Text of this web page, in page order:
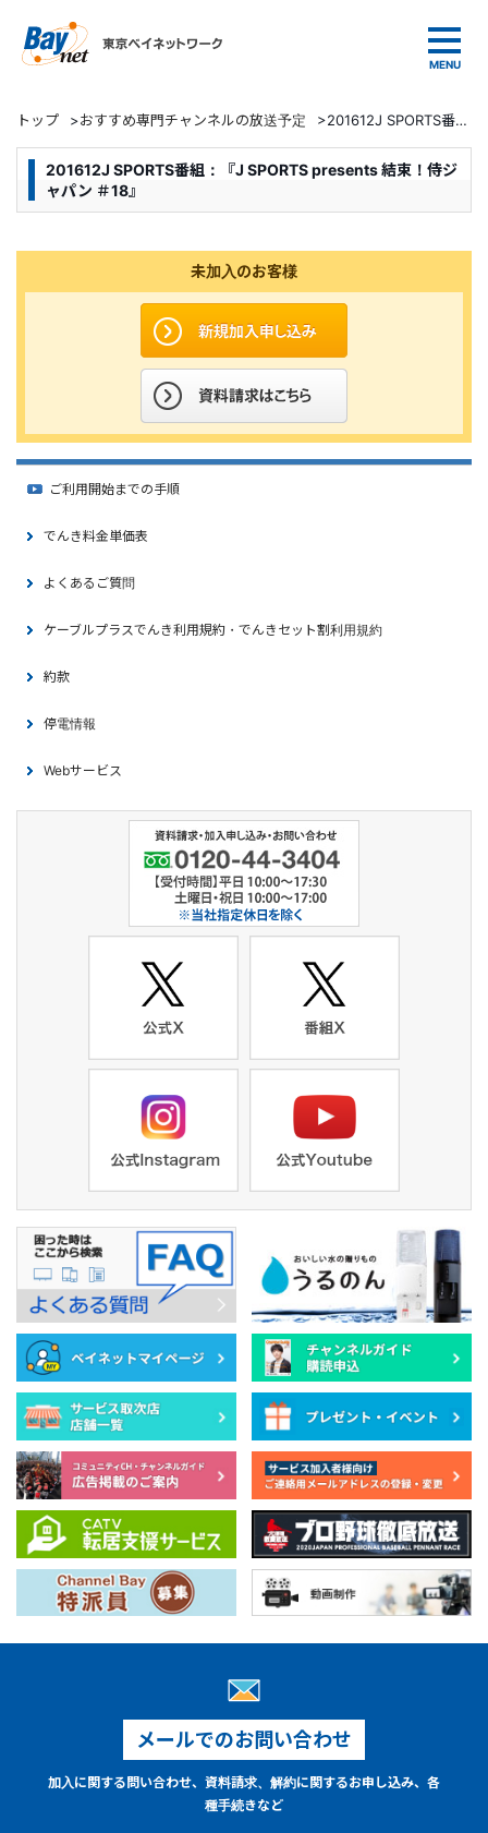
トップ >おすすめ専門チャンネルの放送予定 >201612J SPORTS番組：『J SPORTS presents 結束！侍ジャパン ＃18』
201612J SPORTS番組：『J SPORTS presents 結束！侍ジ
ャパン ＃18』
未加入のお客様
ご利用開始までの手順
でんき料金単価表
よくあるご質問
ケーブルプラスでんき利用規約・でんきセット割利用規約
約款
停電情報
Webサービス
メールでのお問い合わせ
加入に関する問い合わせ、資料請求、解約に関するお申し込み、各
種手続きなど